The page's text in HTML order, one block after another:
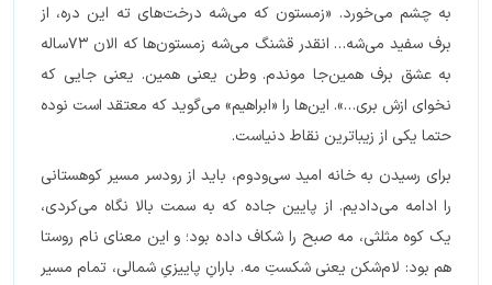
به چشم می‌خورد. «زمستون که می‌شه درخت‌های ته این دره‌، از
برف سفید می‌شه… انقدر قشنگ می‌شه زمستون‌ها که الان ۷۳ساله
به عشق برف همین‌جا موندم. وطن یعنی همین. یعنی جایی که
نخوای ازش بری…». این‌ها را «ابراهیم» می‌گوید که معتقد است نوده
حتما یکی از زیباترین نقاط دنیاست.
برای رسیدن به خانه امید سی‌ودوم، باید از رودسر مسیر کوهستانی
را ادامه می‌دادیم‌. از پایین جاده که به سمت بالا نگاه می‌کردی،
یک کوه مثلثی، مه صبح را شکاف داده بود؛ و این معنای نام روستا
هم بود: لام‌شکن یعنی شکستِ مه. بارانِ پاییزیِ شمالی، تمام مسیر